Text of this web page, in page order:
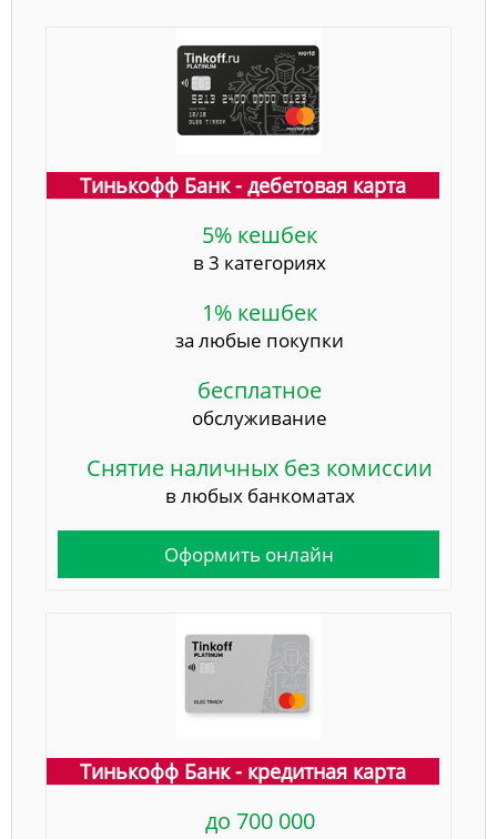
Тинькофф Банк - дебетовая карта
5% кешбек
в 3 категориях
1% кешбек
за любые покупки
бесплатное
обслуживание
Снятие наличных без комиссии
в любых банкоматах
Оформить онлайн
Тинькофф Банк - кредитная карта
до 700 000